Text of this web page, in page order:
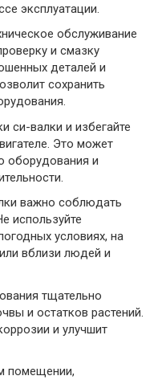
эксплуатации.
обслуживание
и смазку
деталей и
сохранить
си-валки и избегайте
Это может
оборудования и
важно соблюдать
используйте
условиях, на
вблизи людей и
тщательно
и остатков растений.
и улучшит
помещении,